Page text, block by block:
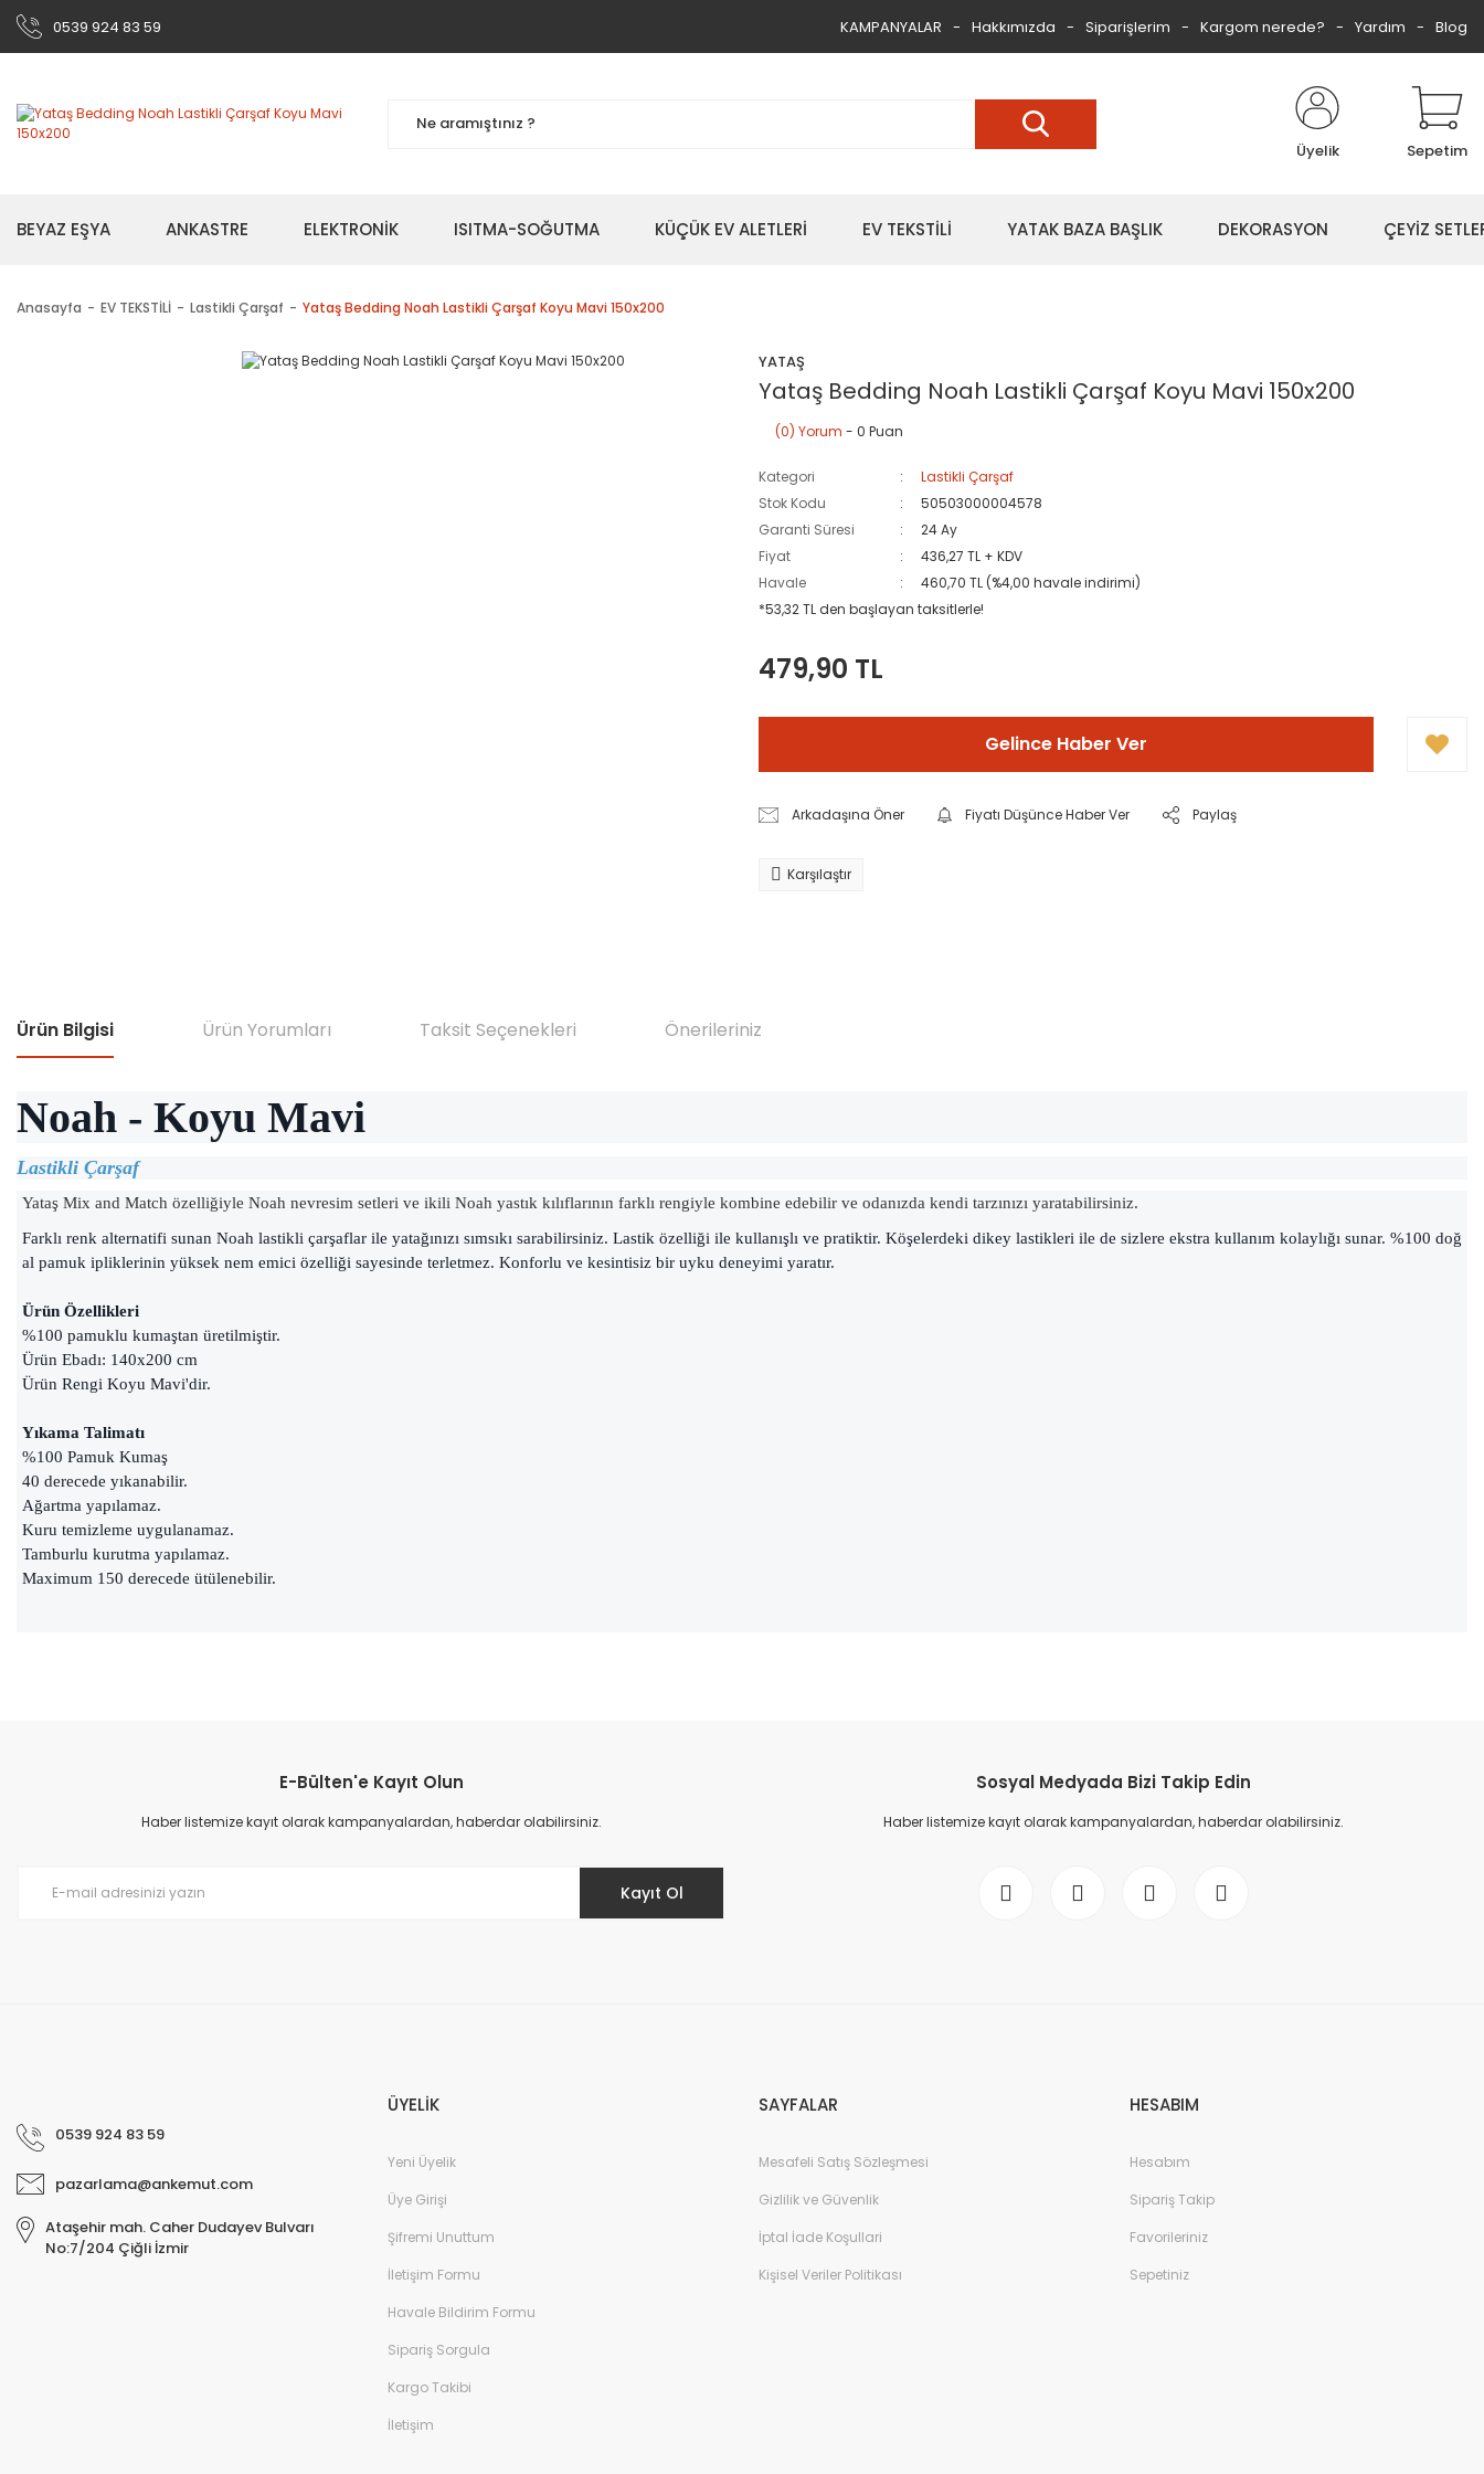
0539 924 83 59 KAMPANYALAR Hakkımızda Siparişlerim Kargom nerede? Yardım Blog
Üyelik Sepetim
BEYAZ EŞYA ANKASTRE ELEKTRONİK ISITMA-SOĞUTMA KÜÇÜK EV ALETLERİ EV TEKSTİLİ YATAK BAZA BAŞLIK DEKORASYON ÇEYİZ
Anasayfa EV TEKSTİLİ Lastikli Çarşaf Yataş Bedding Noah Lastikli Çarşaf Koyu Mavi 150x200
YATAŞ
Yataş Bedding Noah Lastikli Çarşaf Koyu Mavi 150x200
(0) Yorum - 0 Puan
Kategori
Lastikli Çarşaf
Stok Kodu
50503000004578
Garanti Süresi
24 Ay
Fiyat
436,27 TL + KDV
Havale
460,70 TL (%4,00 havale indirimi)
*53,32 TL den başlayan taksitlerle!
479,90 TL
Gelince Haber Ver
Arkadaşına Öner Fiyatı Düşünce Haber Ver Paylaş
Karşılaştır
Ürün Bilgisi Ürün Yorumları Taksit Seçenekleri Önerileriniz
Noah - Koyu Mavi
Lastikli Çarşaf
Yataş Mix and Match özelliğiyle Noah nevresim setleri ve ikili Noah yastık kılıflarının farklı rengiyle kombine edebilir ve odanızda kendi tarzınızı yaratabilirsiniz.
Farklı renk alternatifi sunan Noah lastikli çarşaflar ile yatağınızı sımsıkı sarabilirsiniz. Lastik özelliği ile kullanışlı ve pratiktir. Köşelerdeki dikey lastikleri ile de sizlere ekstra kullanım kolaylığı sunar. %100 doğ
al pamuk ipliklerinin yüksek nem emici özelliği sayesinde terletmez. Konforlu ve kesintisiz bir uyku deneyimi yaratır.
Ürün Özellikleri
%100 pamuklu kumaştan üretilmiştir.
Ürün Ebadı: 140x200 cm
Ürün Rengi Koyu Mavi'dir.
Yıkama Talimatı
%100 Pamuk Kumaş
40 derecede yıkanabilir.
Ağartma yapılamaz.
Kuru temizleme uygulanamaz.
Tamburlu kurutma yapılamaz.
Maximum 150 derecede ütülenebilir.
Ürün resmi kalitesiz, bozuk veya görüntülenemiyor.
Ürün açıklamasında eksik bilgiler bulunuyor.
E-Bülten'e Kayıt Olun
Haber listemize kayıt olarak kampanyalardan, haberdar olabilirsiniz.
Kayıt Ol
Sosyal Medyada Bizi Takip Edin
Haber listemize kayıt olarak kampanyalardan, haberdar olabilirsiniz.
0539 924 83 59
pazarlama@ankemut.com
Ataşehir mah. Caher Dudayev Bulvarı
No:7/204 Çiğli İzmir
ÜYELİK
Yeni Üyelik
Üye Girişi
Şifremi Unuttum
İletişim Formu
Havale Bildirim Formu
Sipariş Sorgula
Kargo Takibi
İletişim
SAYFALAR
Mesafeli Satış Sözleşmesi
Gizlilik ve Güvenlik
İptal İade Koşullari
Kişisel Veriler Politikası
HESABIM
Hesabım
Sipariş Takip
Favorileriniz
Sepetiniz